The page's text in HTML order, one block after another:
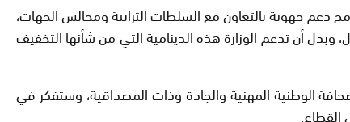
دعم جهوية بالتعاون مع السلطات الترابية ومجالس الجهات،
أن تدعم الوزارة هذه الدينامية التي من شأنها التخفيف
الوطنية المهنية والجادة وذات المصداقية، وستفكر في
القطاع.